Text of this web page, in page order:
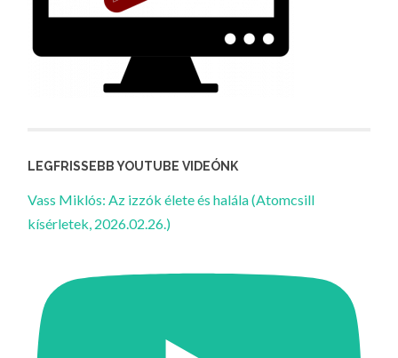
LEGFRISSEBB YOUTUBE VIDEÓNK
Vass Miklós: Az izzók élete és halála (Atomcsill
kísérletek, 2026.02.26.)